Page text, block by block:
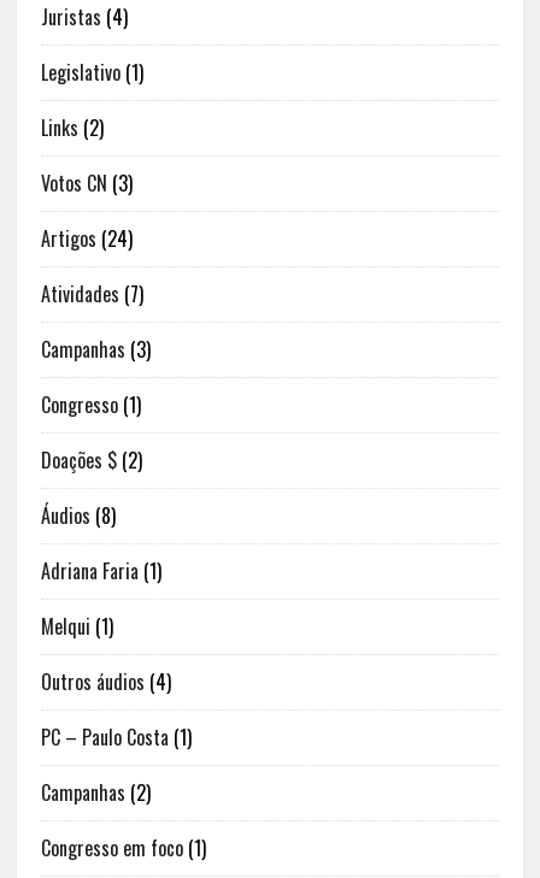
Juristas (4)
Legislativo(1)
Links (2)
Votos CN (3)
Artigos (24)
Atividades (7)
Campanhas (3)
Congresso(1)
Doações $(2)
Áudios (8)
Adriana Faria (1)
Melqui (1)
Outros áudios (4)
PC – Paulo Costa (1)
Campanhas (2)
Congresso em foco(1)